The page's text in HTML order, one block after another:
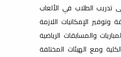
تدريب الطلاب في الألعاب
وتوفير الإمكانيات اللازمة
والمسابقات الرياضية
ومع الهيئات المختلفة